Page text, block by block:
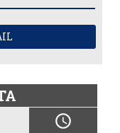
schedule